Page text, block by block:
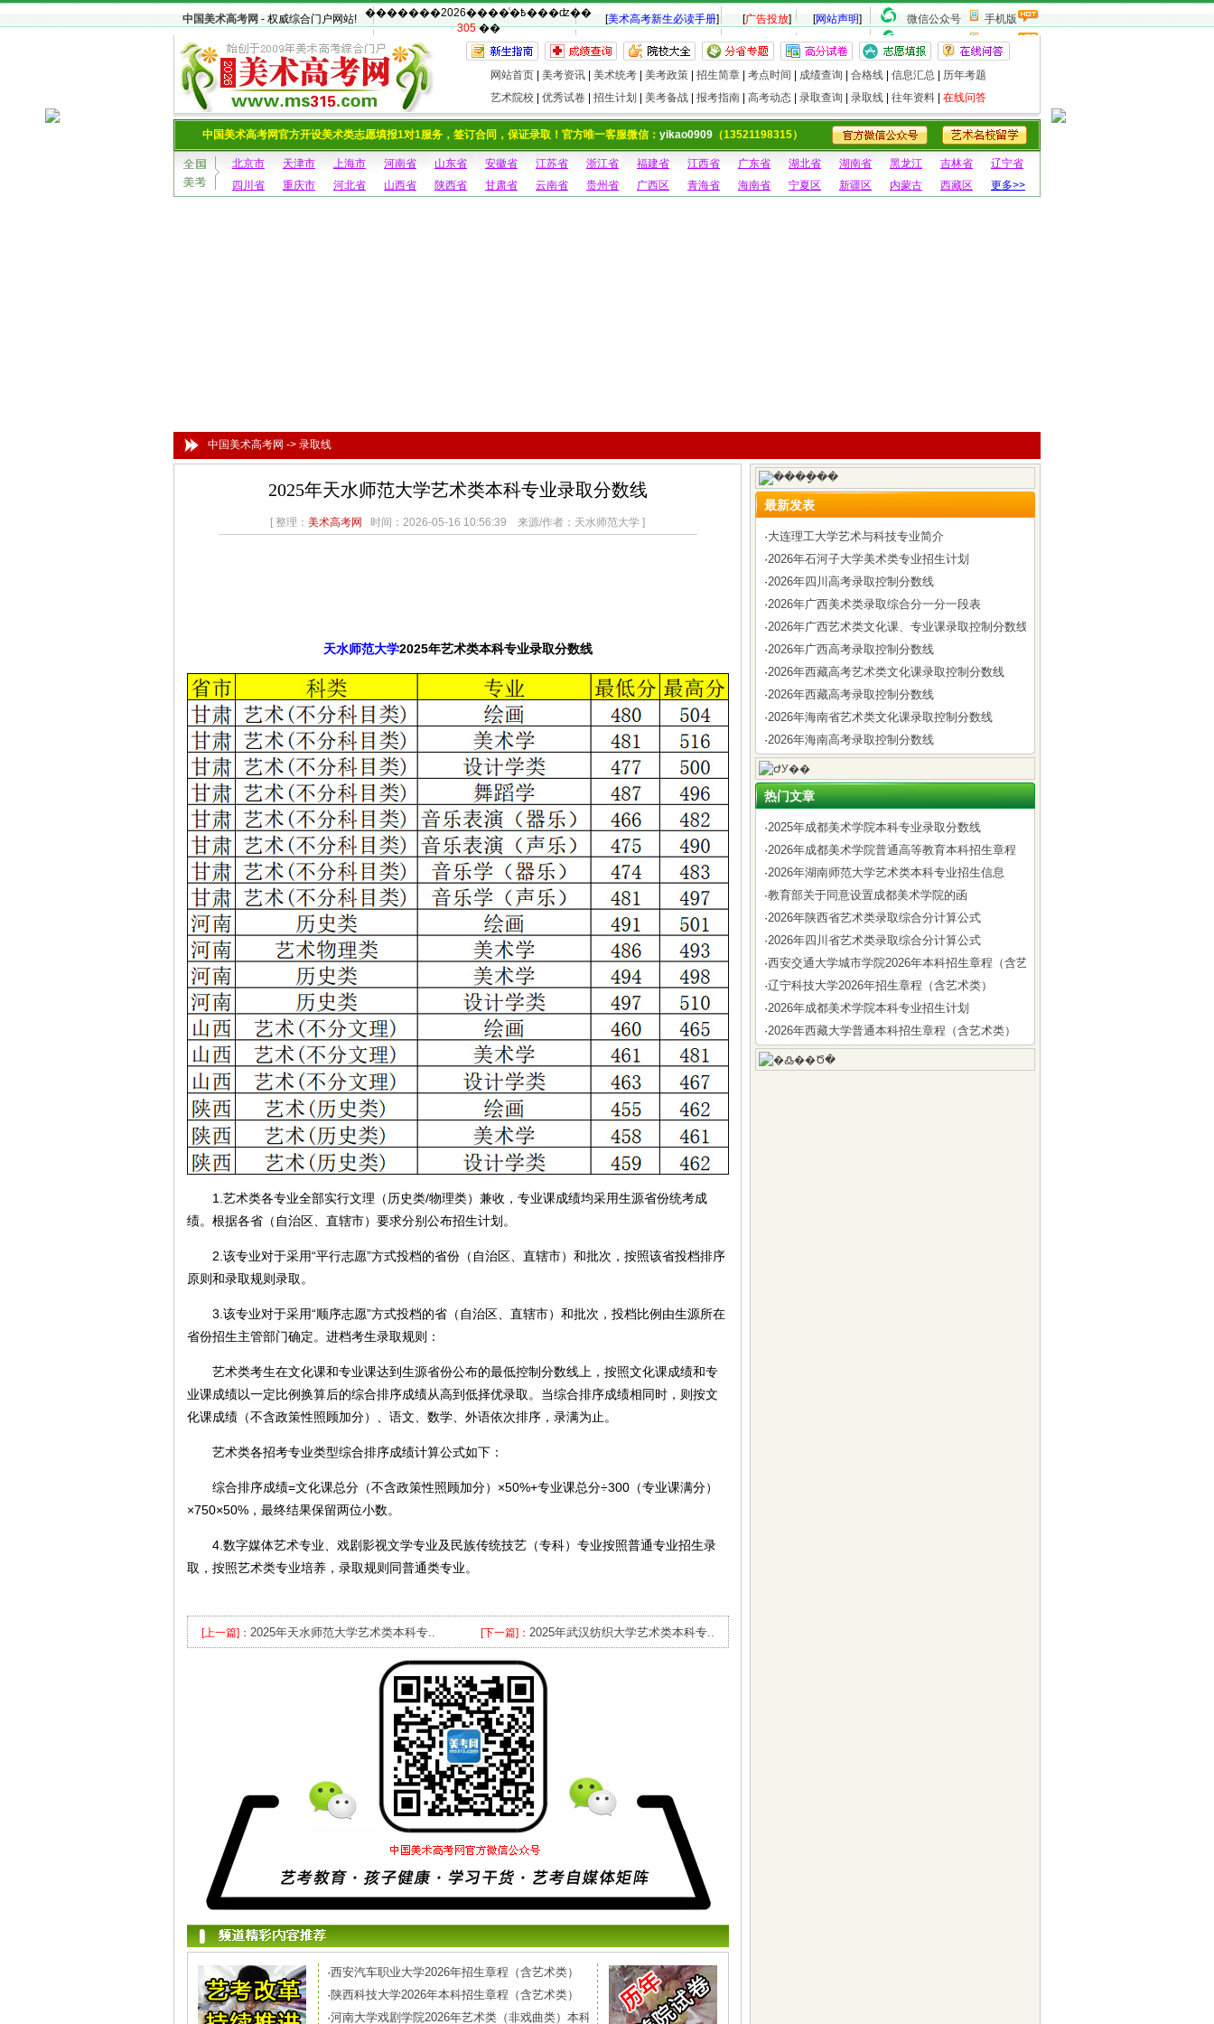
中国美术高考网 - 权威综合门户网站!
�������2026����ͨ�߿���ʣ��
305��
[美术高考新生必读手册] [广告投放] [网站声明] 微信公众号 手机版
网站首页| 美考资讯| 美术统考| 美考政策| 招生简章| 考点时间 成绩查询 合格线| 信息汇总
历年考题
艺术院校| 优秀试卷| 招生计划 美考备战| 报考指南| 高考动态| 录取查询 录取线| 往年资料| 在线问答
中国美术高考网官方开设美术类志愿填报1对1服务，签订合同，保证录取！官方唯一客服微信： yikao0909 （13521198315）
北京市 天津市 上海市 河南省 山东省 安徽省 江苏省 浙江省 福建省 江西省 广东省 湖北省 湖南省 黑龙江 吉林省
辽宁省
四川省
重庆市 河北省 山西省 陕西省 甘肃省 云南省 贵州省 广西区 青海省 海南省 宁夏区 新疆区 内蒙古 西藏区 更多>>
中国美术高考网 -> 录取线
2025年天水师范大学艺术类本科专业录取分数线
[ 整理： 美术高考网 时间：2026-05-16 10:56:39 来源/作者：天水师范大学 ]
天水师范大学2025年艺术类本科专业录取分数线
1.艺术类各专业全部实行文理（历史类/物理类）兼收，专业课成绩均采用生源省份统考成
绩。根据各省（自治区、直辖市）要求分别公布招生计划。
2.该专业对于采用“平行志愿”方式投档的省份（自治区、直辖市）和批次，按照该省投档排序
原则和录取规则录取。
3.该专业对于采用“顺序志愿”方式投档的省（自治区、直辖市）和批次，投档比例由生源所在
省份招生主管部门确定。进档考生录取规则：
艺术类考生在文化课和专业课达到生源省份公布的最低控制分数线上，按照文化课成绩和专
业课成绩以一定比例换算后的综合排序成绩从高到低择优录取。当综合排序成绩相同时，则按文
化课成绩（不含政策性照顾加分）、语文、数学、外语依次排序，录满为止。
艺术类各招考专业类型综合排序成绩计算公式如下：
综合排序成绩=文化课总分（不含政策性照顾加分）×50%+专业课总分÷300（专业课满分）
×750×50%，最终结果保留两位小数。
4.数字媒体艺术专业、戏剧影视文学专业及民族传统技艺（专科）专业按照普通专业招生录
取，按照艺术类专业培养，录取规则同普通类专业。
[上一篇]： 2025年天水师范大学艺术类本科专.. [下一篇]： 2025年武汉纺织大学艺术类本科专..
·西安汽车职业大学2026年招生章程（含艺术类）
·陕西科技大学2026年本科招生章程（含艺术类）
·河南大学戏剧学院2026年艺术类（非戏曲类）本科专业招生简章
最新发表
·大连理工大学艺术与科技专业简介
·2026年石河子大学美术类专业招生计划
·2026年四川高考录取控制分数线
·2026年广西美术类录取综合分一分一段表
·2026年广西艺术类文化课、专业课录取控制分数线
·2026年广西高考录取控制分数线
·2026年西藏高考艺术类文化课录取控制分数线
·2026年西藏高考录取控制分数线
·2026年海南省艺术类文化课录取控制分数线
·2026年海南高考录取控制分数线
热门文章
·2025年成都美术学院本科专业录取分数线
·2026年成都美术学院普通高等教育本科招生章程
·2026年湖南师范大学艺术类本科专业招生信息
·教育部关于同意设置成都美术学院的函
·2026年陕西省艺术类录取综合分计算公式
·2026年四川省艺术类录取综合分计算公式
·西安交通大学城市学院2026年本科招生章程（含艺术类）
·辽宁科技大学2026年招生章程（含艺术类）
·2026年成都美术学院本科专业招生计划
·2026年西藏大学普通本科招生章程（含艺术类）